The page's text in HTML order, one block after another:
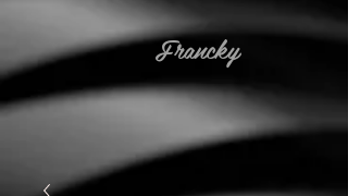
Francky